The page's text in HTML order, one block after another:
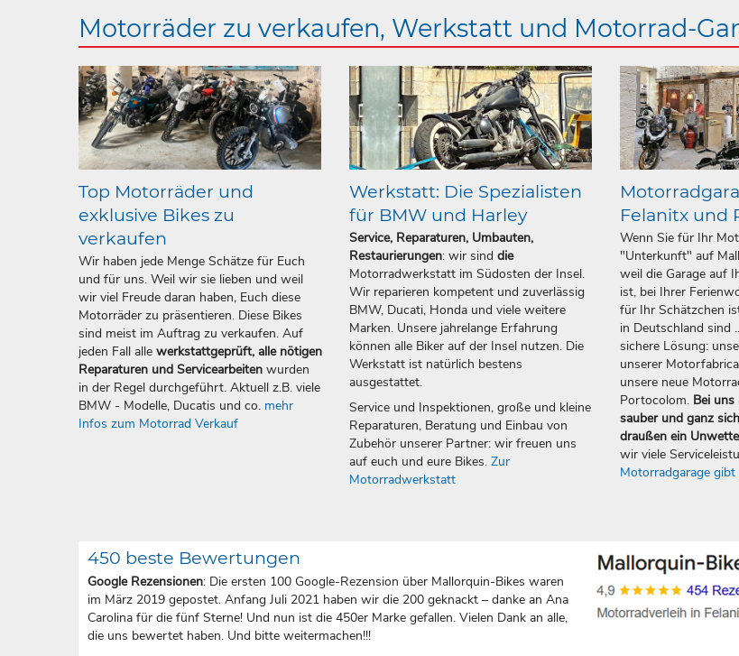
Motorräder zu verkaufen, Werkstatt und Motorrad-
Top Motorräder und
exklusive Bikes zu
verkaufen
Wir haben jede Menge Schätze für Euch
und für uns. Weil wir sie lieben und weil
wir viel Freude daran haben, Euch diese
Motorräder zu präsentieren. Diese Bikes
sind meist im Auftrag zu verkaufen. Auf
jeden Fall alle werkstattgeprüft, alle nötigen
Reparaturen und Servicearbeiten wurden
in der Regel durchgeführt. Aktuell z.B. viele
BMW - Modelle, Ducatis und co. mehr
Infos zum Motorrad Verkauf
Werkstatt: Die Spezialisten
für BMW und Harley
Service, Reparaturen, Umbauten,
Restaurierungen: wir sinddie
Motorradwerkstatt im Südosten der Insel.
Wir reparieren kompetent und zuverlässig
BMW, Ducati, Honda und viele weitere
Marken. Unsere jahrelange Erfahrung
können alle Biker auf der Insel nutzen. Die
Werkstatt ist natürlich bestens
ausgestattet.
Service und Inspektionen, große und kleine
Reparaturen, Beratung und Einbau von
Zubehör unserer Partner: wir freuen uns
auf euch und eure Bikes.Zur
Motorradwerkstatt
Felanitx und
Wenn Sie für Ihr
"Unterkunft" auf
weil die Garage auf
ist, bei Ihrer
für Ihr Schätzchen
in Deutschland sind
sichere Lösung:
unserer
unsere neue
Portocolom. Bei
sauber und ganz
draußen ein
wir viele
Motorradgarage gibt
450 beste Bewertungen
Google Rezensionen: Die ersten 100 Google-Rezension über Mallorquin-Bikes waren
im März 2019 gepostet. Anfang Juli 2021 haben wir die 200 geknackt – danke an Ana
Carolina für die fünf Sterne! Und nun ist die 450er Marke gefallen. Vielen Dank an alle,
die uns bewertet haben. Und bitte weitermachen!!!